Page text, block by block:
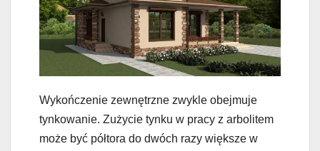
Wykończenie zewnętrzne zwykle obejmuje
tynkowanie. Zużycie tynku w pracy z arbolitem
może być półtora do dwóch razy większe w